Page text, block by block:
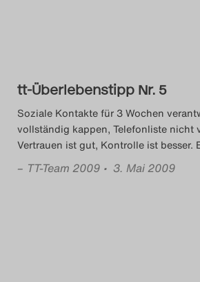
tt-Überlebenstipp Nr. 5
Soziale Kontakte für 3 Wochen
vollständig kappen, Telefonliste nicht
Vertrauen ist gut, Kontrolle ist besser.
– TT-Team 2009 • 3. Mai 2009